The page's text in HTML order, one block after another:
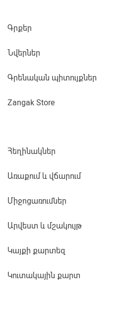
Գրքեր
Նվերներ
Գրենական պիտույքներ
Zangak Store
Հեղինակներ
Առաքում և վճարում
Միջոցառումներ
Արվեստ և մշակույթ
Կայքի քարտեզ
Կուտակային քարտ